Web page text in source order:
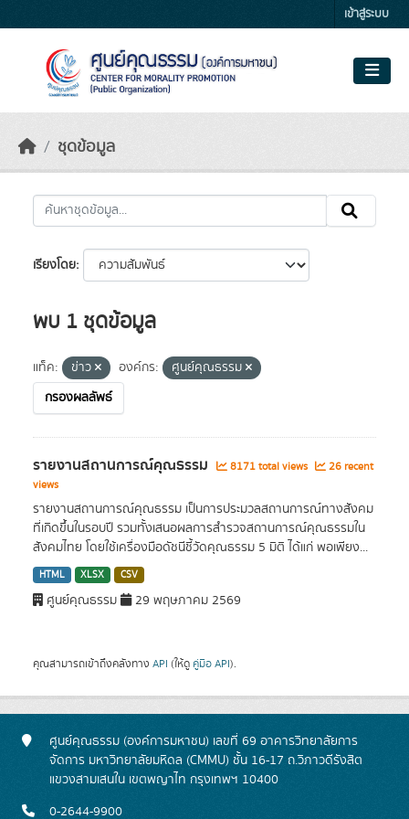
เข้าสู่ระบบ
ชุดข้อมูล
เรียงโดย
พบ 1 ชุดข้อมูล
แท็ค: ข่าว องค์กร:
ศูนย์คุณธรรม
กรองผลลัพธ์
รายงานสถานการณ์คุณธรรม 8171 total views
26 recent
views
รายงานสถานการณ์คุณธรรม เป็นการประมวลสถานการณ์ทางสังคม
ที่เกิดขึ้นในรอบปี รวมทั้งเสนอผลการสำรวจสถานการณ์คุณธรรมใน
สังคมไทย โดยใช้เครื่องมือดัชนีชี้วัดคุณธรรม 5 มิติ ได้แก่ พอเพียง...
HTML XLSX CSV
ศูนย์คุณธรรม 29 พฤษภาคม 2569
คุณสามารถเข้าถึงคลังทาง API (ให้ดู คู่มือ API).
ศูนย์คุณธรรม (องค์การมหาชน) เลขที่ 69 อาคารวิทยาลัยการ
จัดการ มหาวิทยาลัยมหิดล (CMMU) ชั้น 16-17 ถ.วิภาวดีรังสิต
แขวงสามเสนใน เขตพญาไท กรุงเทพฯ 10400
0-2644-9900